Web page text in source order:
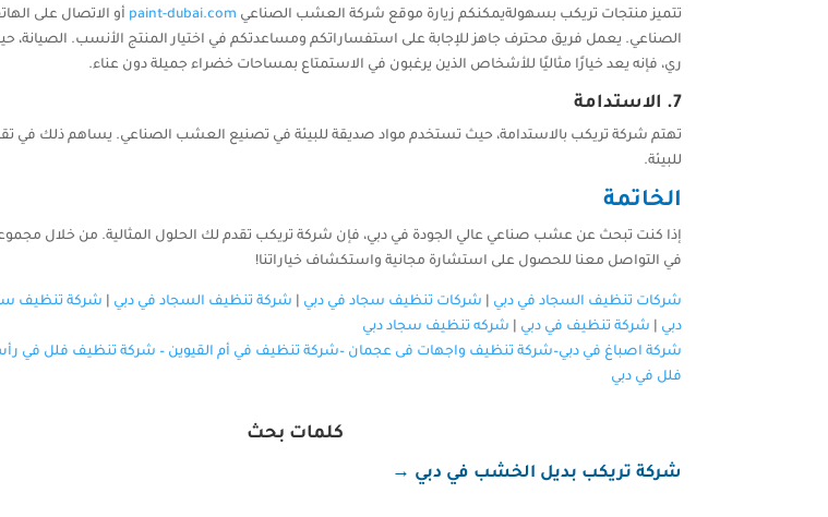
تتميز منتجات تريكب بسهولةيمكنكم زيارة موقع شركة العشب الصناعي paint-dubai.com
الصناعي. يعمل فريق محترف جاهز للإجابة على استفساراتكم ومساعدتكم في اختيار المنتج الأنسب.
ري، فإنه يعد خيارًا مثاليًا للأشخاص الذين يرغبون في الاستمتاع بمساحات خضراء جميلة دون عناء.
7. الاستدامة
تهتم شركة تريكب بالاستدامة، حيث تستخدم مواد صديقة للبيئة في تصنيع العشب الصناعي. يساهم ذلك في
للبيئة.
الخاتمة
إذا كنت تبحث عن عشب صناعي عالي الجودة في دبي، فإن شركة تريكب تقدم لك الحلول المثالية. من خلال
في التواصل معنا للحصول على استشارة مجانية واستكشاف خياراتنا!
شركات تنظيف السجاد في دبي شركات تنظيف سجاد في دبي شركة تنظيف السجاد في دبي شركة تنظيف
دبي
شركة تنظيف في دبي
شركه تنظيف سجاد دبي
شركة اصباغ في دبي–شركة تنظيف واجهات فى عجمان –شركة تنظيف في أم القيوين – شركة تنظيف فلل في
فلل في دبي
كلمات بحث
شركة تريكب بديل الخشب في دبي →